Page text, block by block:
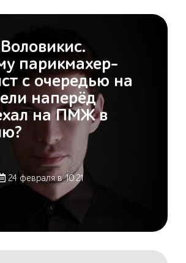
парикмахер-
с очередью на
наперёд
на ПМЖ в
24 февраля в 10:21